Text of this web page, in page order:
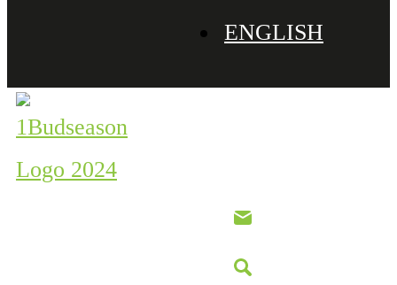
ENGLISH